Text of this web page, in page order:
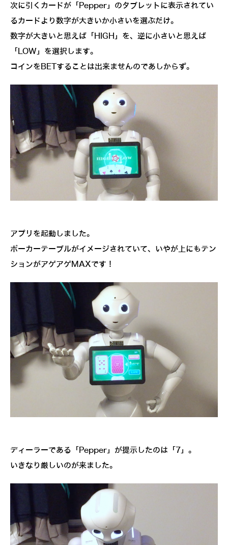
次に引くカードが「Pepper」のタブレットに表示されてい
るカードより数字が大きいか小さいを選ぶだけ。
数字が大きいと思えば「HIGH」を、逆に小さいと思えば
「LOW」を選択します。
コインをBETすることは出来ませんのであしからず。
アプリを起動しました。
ポーカーテーブルがイメージされていて、いやが上にもテン
ションがアゲアゲMAXです！
ディーラーである「Pepper」が提示したのは「7」。
いきなり厳しいのが来ました。